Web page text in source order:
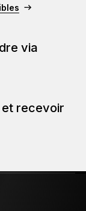
via
et recevoir